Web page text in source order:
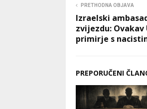
PRETHODNA OBJAVA
Izraelski
zvijezdu: Ovakav
primirje s
PREPORUČENI